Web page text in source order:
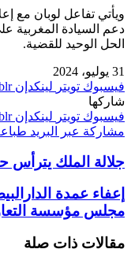
ويأتي تفاعل لوبان مع
دعم السيادة المغربية
الحل الوحيد للقضية.
31 يوليو، 2024
فيسبوك تويتر لينكدإن
شاركها
فيسبوك تويتر لينكدإن
مشاركة عبر البريد
جلالة الملك يترأس
إعفاء عمدة
مجلس مؤسسة
مقالات ذات صلة